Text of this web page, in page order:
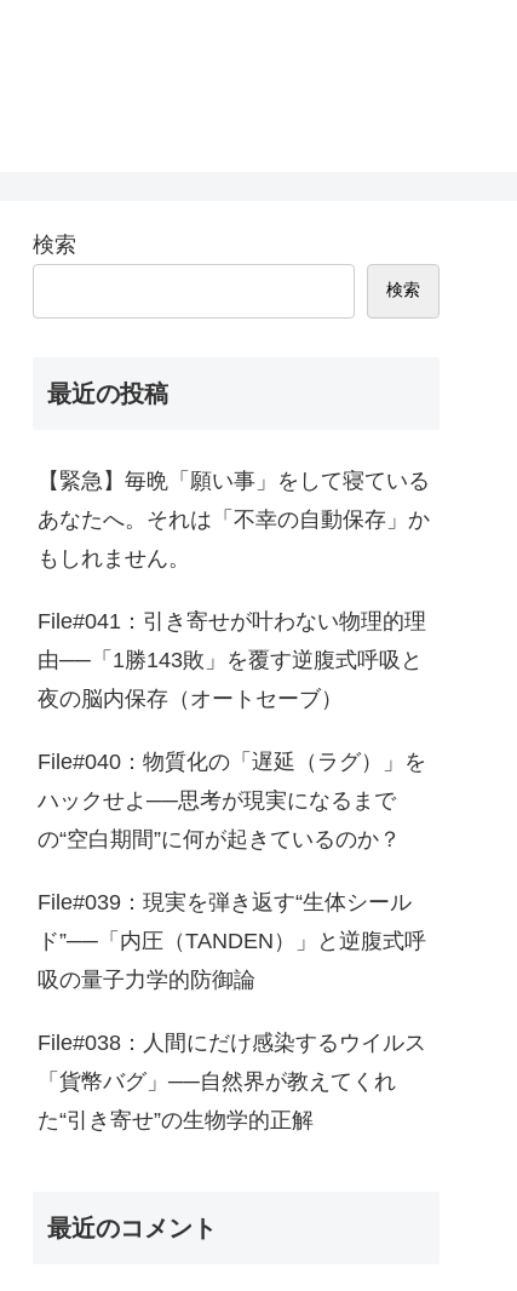
検索
検索
最近の投稿
【緊急】毎晩「願い事」をして寝ている
あなたへ。それは「不幸の自動保存」か
もしれません。
File#041：引き寄せが叶わない物理的理
由──「1勝143敗」を覆す逆腹式呼吸と
夜の脳内保存（オートセーブ）
File#040：物質化の「遅延（ラグ）」を
ハックせよ──思考が現実になるまで
の“空白期間”に何が起きているのか？
File#039：現実を弾き返す“生体シール
ド”──「内圧（TANDEN）」と逆腹式呼
吸の量子力学的防御論
File#038：人間にだけ感染するウイルス
「貨幣バグ」──自然界が教えてくれ
た“引き寄せ”の生物学的正解
最近のコメント